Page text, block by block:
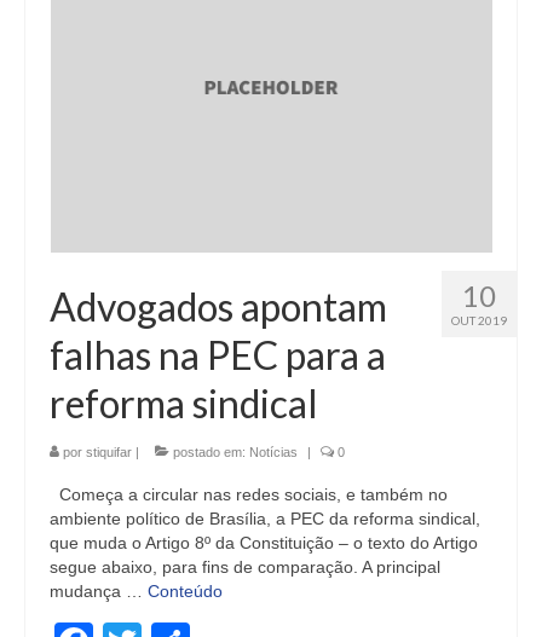
10
OUT 2019
Advogados apontam
falhas na PEC para a
reforma sindical
por stiquifar postado em: Notícias 0
Começa a circular nas redes sociais, e também no
ambiente político de Brasília, a PEC da reforma sindical,
que muda o Artigo 8º da Constituição – o texto do Artigo
segue abaixo, para fins de comparação. A principal
mudança … Conteúdo